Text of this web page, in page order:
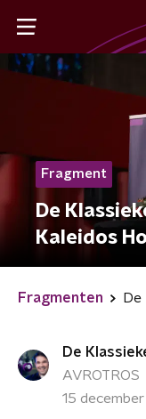
Fragment
De
Kaleidos
Fragmenten
De
AVROTROS
15